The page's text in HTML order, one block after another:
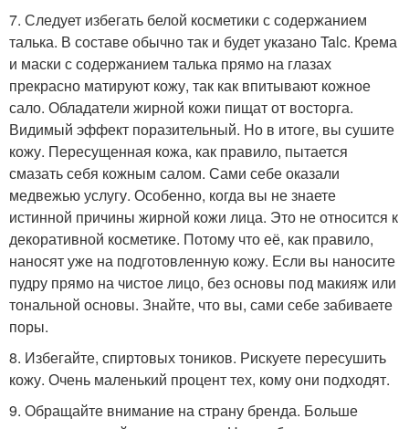
7. Следует избегать белой косметики с содержанием
талька. В составе обычно так и будет указано Talc. Крема
и маски с содержанием талька прямо на глазах
прекрасно матируют кожу, так как впитывают кожное
сало. Обладатели жирной кожи пищат от восторга.
Видимый эффект поразительный. Но в итоге, вы сушите
кожу. Пересущенная кожа, как правило, пытается
смазать себя кожным салом. Сами себе оказали
медвежью услугу. Особенно, когда вы не знаете
истинной причины жирной кожи лица. Это не относится к
декоративной косметике. Потому что её, как правило,
наносят уже на подготовленную кожу. Если вы наносите
пудру прямо на чистое лицо, без основы под макияж или
тональной основы. Знайте, что вы, сами себе забиваете
поры.
8. Избегайте, спиртовых тоников. Рискуете пересушить
кожу. Очень маленький процент тех, кому они подходят.
9. Обращайте внимание на страну бренда. Больше